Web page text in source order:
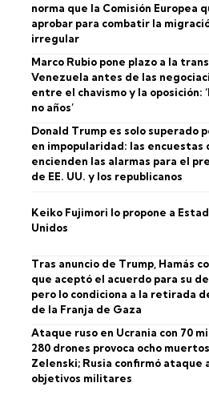
norma que la Comisión Europea
aprobar para combatir la
irregular
Marco Rubio pone plazo a la
Venezuela antes de las
entre el chavismo y la oposición:
no años’
Donald Trump es solo superado
en impopularidad: las encuestas
encienden las alarmas para el
de EE. UU. y los republicanos
Keiko Fujimori lo propone a
Unidos
Tras anuncio de Trump, Hamás
que aceptó el acuerdo para su
pero lo condiciona a la retirada
de la Franja de Gaza
Ataque ruso en Ucrania con 70
280 drones provoca ocho
Zelenski; Rusia confirmó ataque
objetivos militares